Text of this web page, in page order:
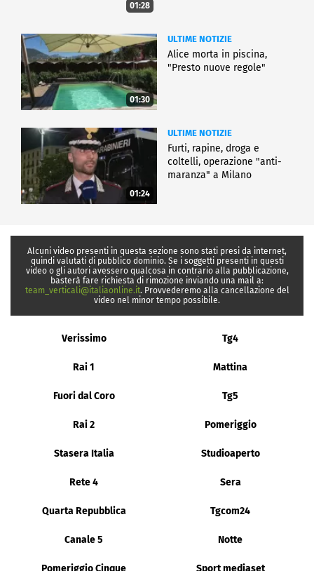
01:28
01:30
ULTIME NOTIZIE
Alice morta in piscina,
"Presto nuove regole"
01:24
ULTIME NOTIZIE
Furti, rapine, droga e
coltelli, operazione "anti-
maranza" a Milano
Alcuni video presenti in questa sezione sono stati presi da internet,
quindi valutati di pubblico dominio. Se i soggetti presenti in questi
video o gli autori avessero qualcosa in contrario alla pubblicazione,
basterà fare richiesta di rimozione inviando una mail a:
team_verticali@italiaonline.it. Provvederemo alla cancellazione del
video nel minor tempo possibile.
Verissimo Tg4
Rai 1 Mattina
Fuori dal Coro Tg5
Rai 2 Pomeriggio
Stasera Italia Studioaperto
Rete 4 Sera
Quarta Repubblica Tgcom24
Canale 5 Notte